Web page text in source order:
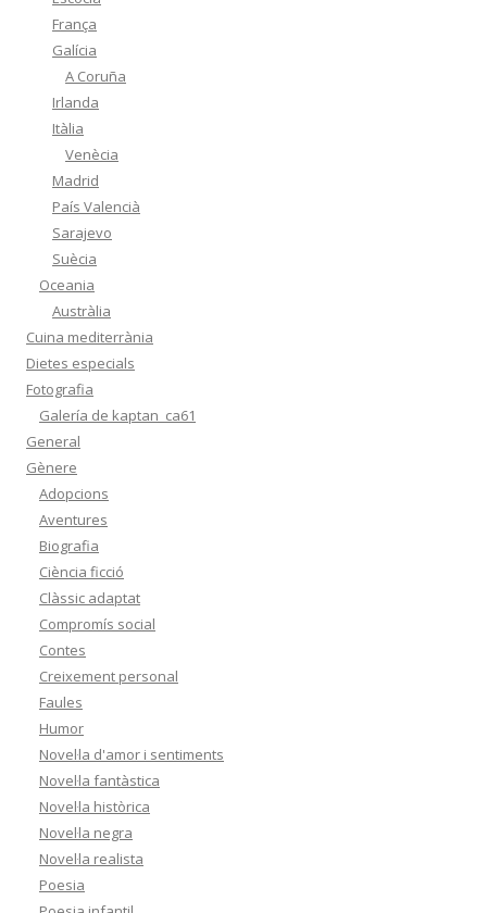
França
Galícia
A Coruña
Irlanda
Itàlia
Venècia
Madrid
País Valencià
Sarajevo
Suècia
Oceania
Austràlia
Cuina mediterrània
Dietes especials
Fotografia
Galería de kaptan_ca61
General
Gènere
Adopcions
Aventures
Biografia
Ciència ficció
Clàssic adaptat
Compromís social
Contes
Creixement personal
Faules
Humor
Novel·la d'amor i sentiments
Novel·la fantàstica
Novel·la històrica
Novel·la negra
Novel·la realista
Poesia